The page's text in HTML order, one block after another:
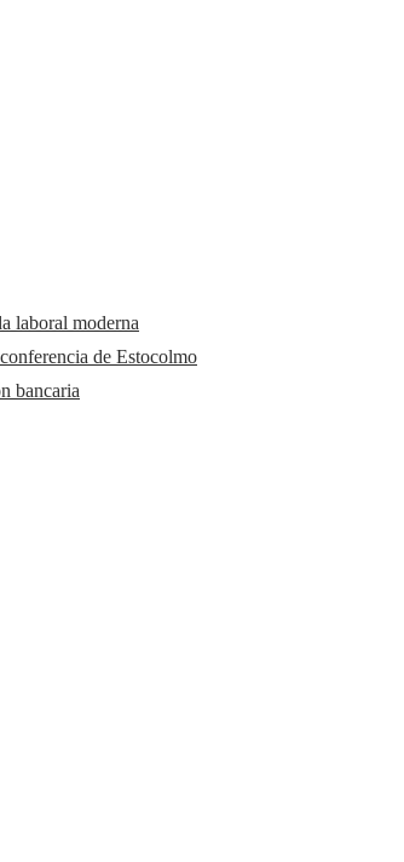
laboral moderna
de Estocolmo
bancaria